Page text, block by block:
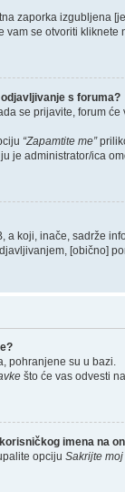
zaporka izgubljena
vam se otvoriti kliknete
s foruma?
se prijavite, forum će
“Zapamtite me”
je administrator/ica
a koji, inače, sadrže
[obično]
pohranjene su u bazi.
što će vas odvesti
imena na
opciju Sakrijte